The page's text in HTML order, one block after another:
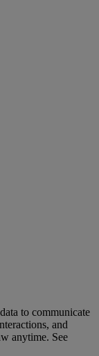
to communicate
and
anytime. See